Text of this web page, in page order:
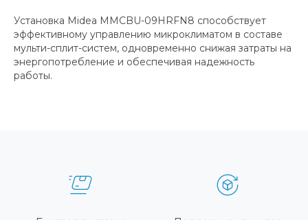
Установка Midea MMCBU-09HRFN8 способствует
эффективному управлению микроклиматом в составе
мульти-сплит-систем, одновременно снижая затраты на
энергопотребление и обеспечивая надежность
работы.